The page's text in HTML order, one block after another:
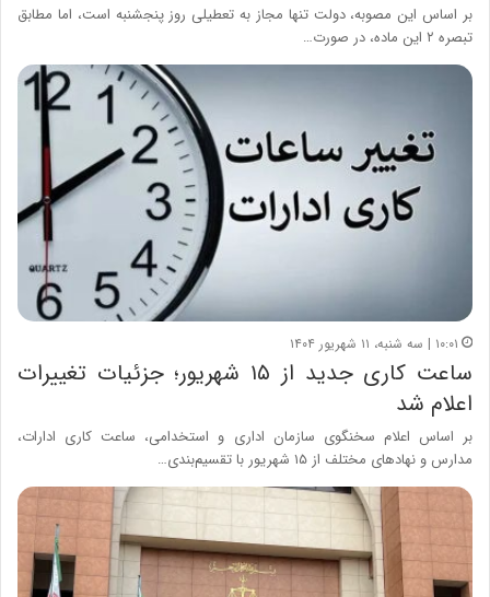
بر اساس این مصوبه، دولت تنها مجاز به تعطیلی روز پنجشنبه است، اما مطابق
تبصره ۲ این ماده، در صورت…
۱۰:۰۱ | سه شنبه، ۱۱ شهریور ۱۴۰۴
ساعت کاری جدید از ۱۵ شهریور؛ جزئیات تغییرات
اعلام شد
بر اساس اعلام سخنگوی سازمان اداری و استخدامی، ساعت کاری ادارات،
مدارس و نهادهای مختلف از ۱۵ شهریور با تقسیم‌بندی…